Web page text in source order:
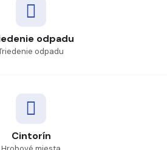
odpadu
odpadu
Cintorín